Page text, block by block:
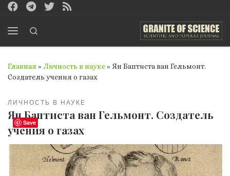
Перейти к содержимому
Главная » Личность в науке» Ян Баптиста ван Гельмонт.
Создатель учения о газах
ЛИЧНОСТЬ В НАУКЕ
Ян Баптиста ван Гельмонт. Создатель
учения о газах
Save